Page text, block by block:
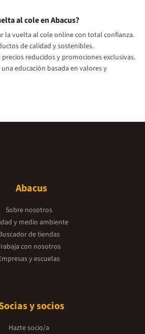
al cole en Abacus?
la vuelta al cole online con total confianza.
de calidad y sostenibles.
reducidos y promociones exclusivas.
educación basada en valores y
Abacus
Sobre nosotros
y medio ambiente
de tiendas
con nosotros
y escuelas
y socios
Hazte socio/a